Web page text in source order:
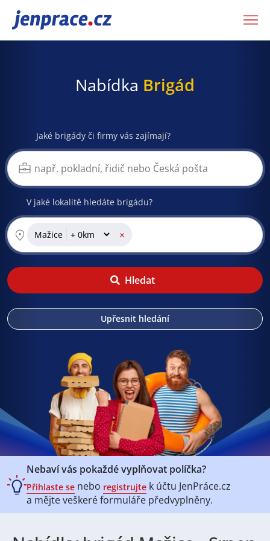
JenPráce.cz
Nabídka Brigád
Jaké brigády či firmy vás zajímají?
V jaké lokalitě hledáte brigádu?
Mažice ×
Hledat
Upřesnit hledání
Nebaví vás pokaždé vyplňovat políčka?
Přihlaste se nebo registrujte k účtu JenPráce.cz
a mějte veškeréformuláře předvyplněny.